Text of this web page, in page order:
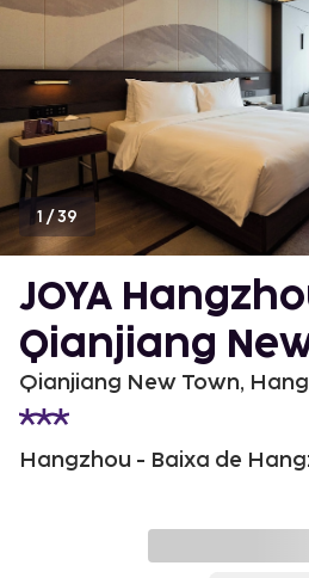
1/39
JOYA
Qianjiang
Qianjiang New Town,
Hangzhou - Baixa de